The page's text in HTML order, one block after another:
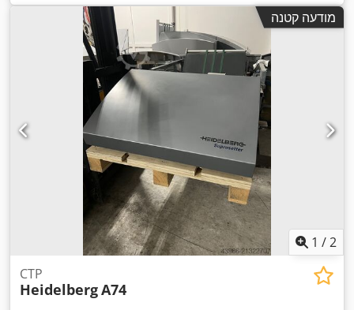
מודעה קטנה
1 /2
CTP
HeidelbergA74